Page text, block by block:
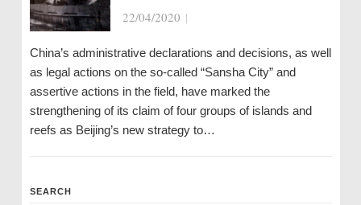
22/04/2020 |
China’s administrative declarations and decisions, as well
as legal actions on the so-called “Sansha City” and
assertive actions in the field, have marked the
strengthening of its claim of four groups of islands and
reefs as Beijing’s new strategy to…
SEARCH